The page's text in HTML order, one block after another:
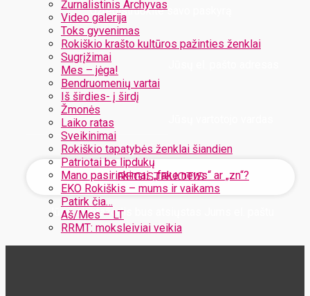
Žurnalistinis Archyvas
Video galerija
Toks gyvenimas
Rokiškio krašto kultūros pažinties ženklai
Sugrįžimai
Mes – jėga!
Bendruomenių vartai
Iš širdies- į širdį
Žmonės
Laiko ratas
Sveikinimai
Rokiškio tapatybės ženklai šiandien
Patriotai be lipdukų
Mano pasirinkimai: „fake news“ ar „zn“?
EKO Rokiškis – mums ir vaikams
Patirk čia…
Aš/Mes – LT
RRMT: moksleiviai veikia
Užregistruokite savo paskyrą
Jūsų slaptažodis bus atsiųstas Jums el. paštu